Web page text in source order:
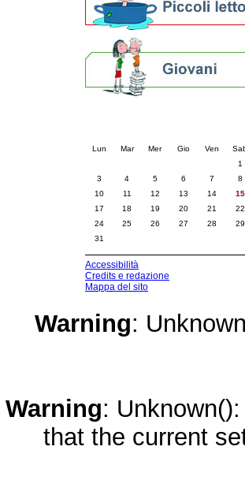
Lun Mar Mer Gio Ven
1
3
4 5 6 7 8
10
11 12 13 14 15
17
18 19 20 21 22
24
25 26 27 28 29
31
Accessibilità
Credits e redazione
Mappa del sito
Warning:
Warning:
that the current